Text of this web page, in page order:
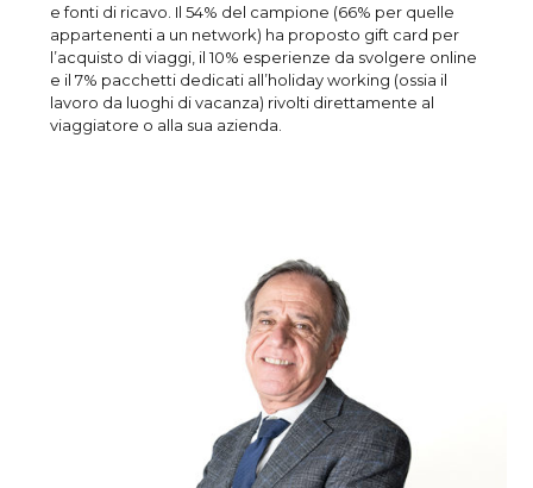
e fonti di ricavo. Il 54% del campione (66% per quelle
appartenenti a un network) ha proposto gift card per
l’acquisto di viaggi, il 10% esperienze da svolgere online
e il 7% pacchetti dedicati all’holiday working (ossia il
lavoro da luoghi di vacanza) rivolti direttamente al
viaggiatore o alla sua azienda.